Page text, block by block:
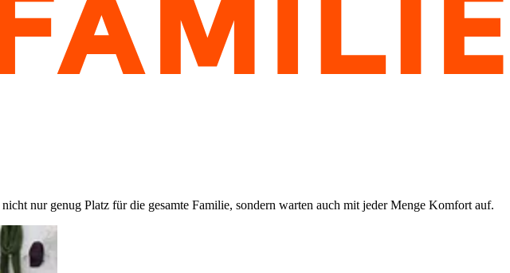
nur genug Platz für die gesamte Familie, sondern warten auch mit jeder Menge Komfort auf.